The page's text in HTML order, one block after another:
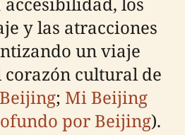
y las atracciones
un viaje
cultural de
; Mi Beijing
por Beijing).